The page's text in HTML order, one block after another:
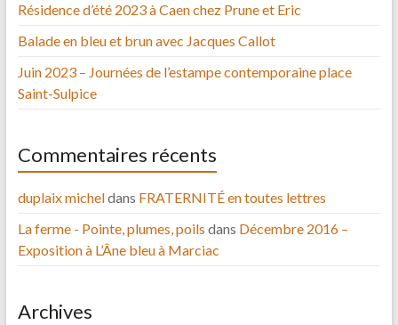
Résidence d’été 2023 à Caen chez Prune et Eric
Balade en bleu et brun avec Jacques Callot
Juin 2023 – Journées de l’estampe contemporaine place
Saint-Sulpice
Commentaires récents
duplaix micheldans FRATERNITÉ en toutes lettres
La ferme - Pointe, plumes, poils dans Décembre 2016 –
Exposition à L’Âne bleu à Marciac
Archives